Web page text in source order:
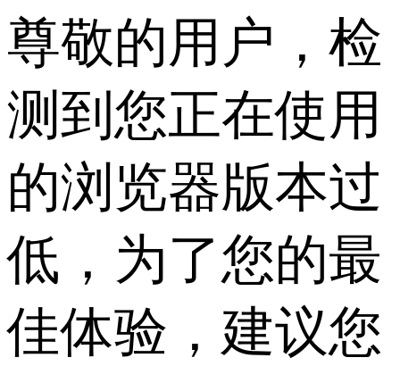
尊敬的用户，检
测到您正在使用
的浏览器版本过
低，为了您的最
佳体验，建议您